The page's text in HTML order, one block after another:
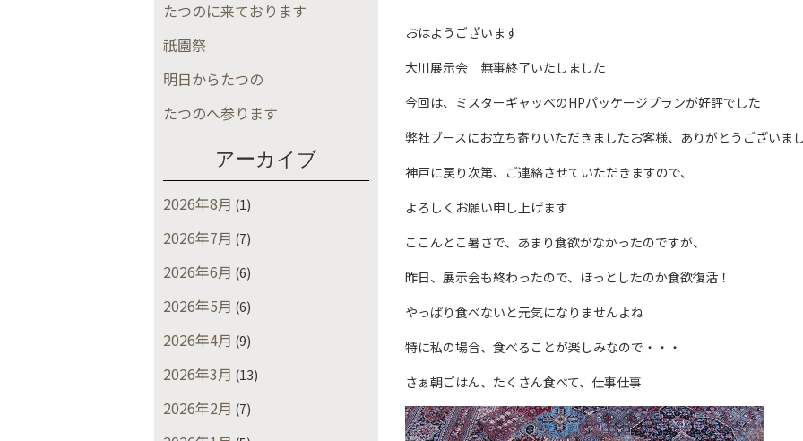
たつのに来ております
祇園祭
明日からたつの
たつのへ参ります
アーカイブ
2026年8月 (1)
2026年7月 (7)
2026年6月 (6)
2026年5月 (6)
2026年4月 (9)
2026年3月 (13)
2026年2月 (7)
おはようございます
大川展示会 無事終了いたしました
今回は、ミスターギャッベのHPパッケージプランが好評でした
弊社ブースにお立ち寄りいただきましたお客様、ありがとうございま
神戸に戻り次第、ご連絡させていただきますので、
よろしくお願い申し上げます
ここんとこ暑さで、あまり食欲がなかったのですが、
昨日、展示会も終わったので、ほっとしたのか食欲復活！
やっぱり食べないと元気になりませんよね
特に私の場合、食べることが楽しみなので・・・
さぁ朝ごはん、たくさん食べて、仕事仕事